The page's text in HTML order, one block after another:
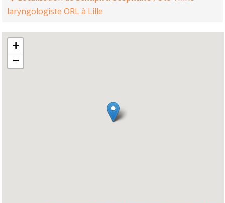
laryngologiste ORL à Lille
+
−